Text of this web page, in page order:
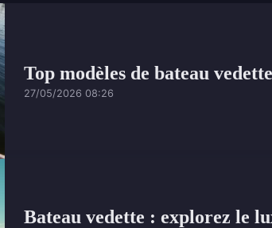
Top modèles de bateau
27/05/2026 08:26
Bateau vedette : explorez le